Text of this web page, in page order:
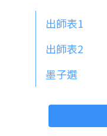
出師表1
出師表2
墨子選